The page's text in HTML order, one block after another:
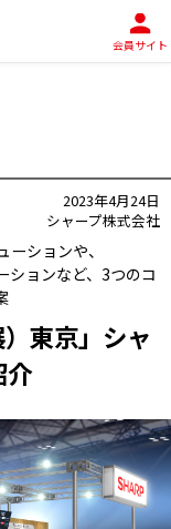
会員サイト
2023年4月24日
シャープ株式会社
ションや、
ションなど、3つのコ
東京」シャ
介